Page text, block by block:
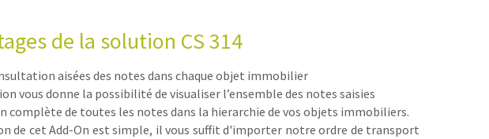
de la solution CS 314
aisées des notes dans chaque objet immobilier
vous donne la possibilité de visualiser l’ensemble des notes saisies
complète de toutes les notes dans la hierarchie de vos objets immobiliers.
de cet Add-On est simple, il vous suffit d'importer notre ordre de transport